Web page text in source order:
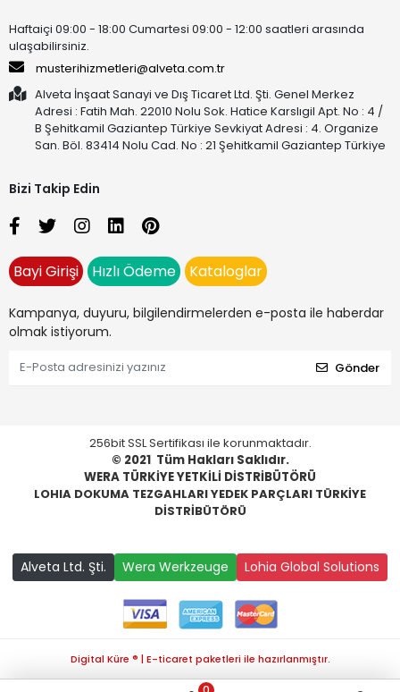
Haftaiçi 09:00 - 18:00 Cumartesi 09:00 - 12:00 saatleri arasında
ulaşabilirsiniz.
musterihizmetleri@alveta.com.tr
Alveta İnşaat Sanayi ve Dış Ticaret Ltd. Şti. Genel Merkez
Adresi : Fatih Mah. 22010 Nolu Sok. Hatice Karslıgil Apt. No : 4 /
B Şehitkamil Gaziantep Türkiye Sevkiyat Adresi : 4. Organize
San. Böl. 83414 Nolu Cad. No : 21 Şehitkamil Gaziantep Türkiye
Bizi Takip Edin
Bayi Girişi Hızlı Ödeme Kataloglar
Kampanya, duyuru, bilgilendirmelerden e-posta ile haberdar
olmak istiyorum.
Gönder
256bit SSL Sertifikası ile korunmaktadır.
© 2021 Tüm Hakları Saklıdır.
WERA TÜRKİYE YETKİLİ DİSTRİBÜTÖRÜ
LOHIA DOKUMA TEZGAHLARI YEDEK PARÇLARI TÜRKİYE
DİSTRİBÜTÖRÜ
Alveta Ltd. Şti. Wera Werkzeuge Lohia Global Solutions
Digital Küre ® | E-ticaret paketleri ile hazırlanmıştır.